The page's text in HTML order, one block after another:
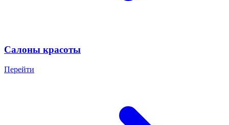
Салоны красоты
Перейти